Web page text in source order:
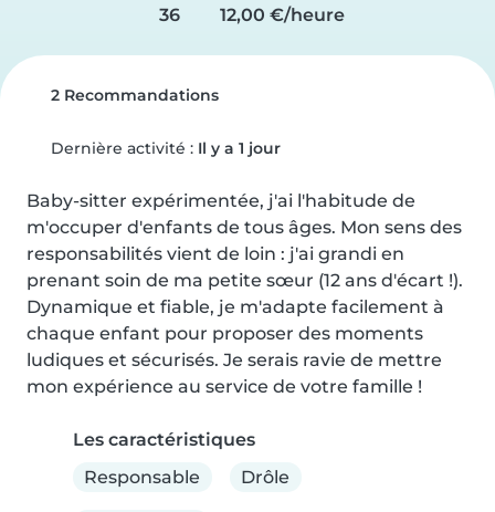
36
12,00 €/heure
2 Recommandations
Dernière activité : Il y a 1 jour
Baby-sitter expérimentée, j'ai l'habitude de
m'occuper d'enfants de tous âges. Mon sens des
responsabilités vient de loin : j'ai grandi en
prenant soin de ma petite sœur (12 ans d'écart !).
Dynamique et fiable, je m'adapte facilement à
chaque enfant pour proposer des moments
ludiques et sécurisés. Je serais ravie de mettre
mon expérience au service de votre famille !
Les caractéristiques
Responsable
Drôle